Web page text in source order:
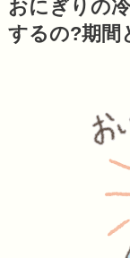
おにぎりの
するの?期間